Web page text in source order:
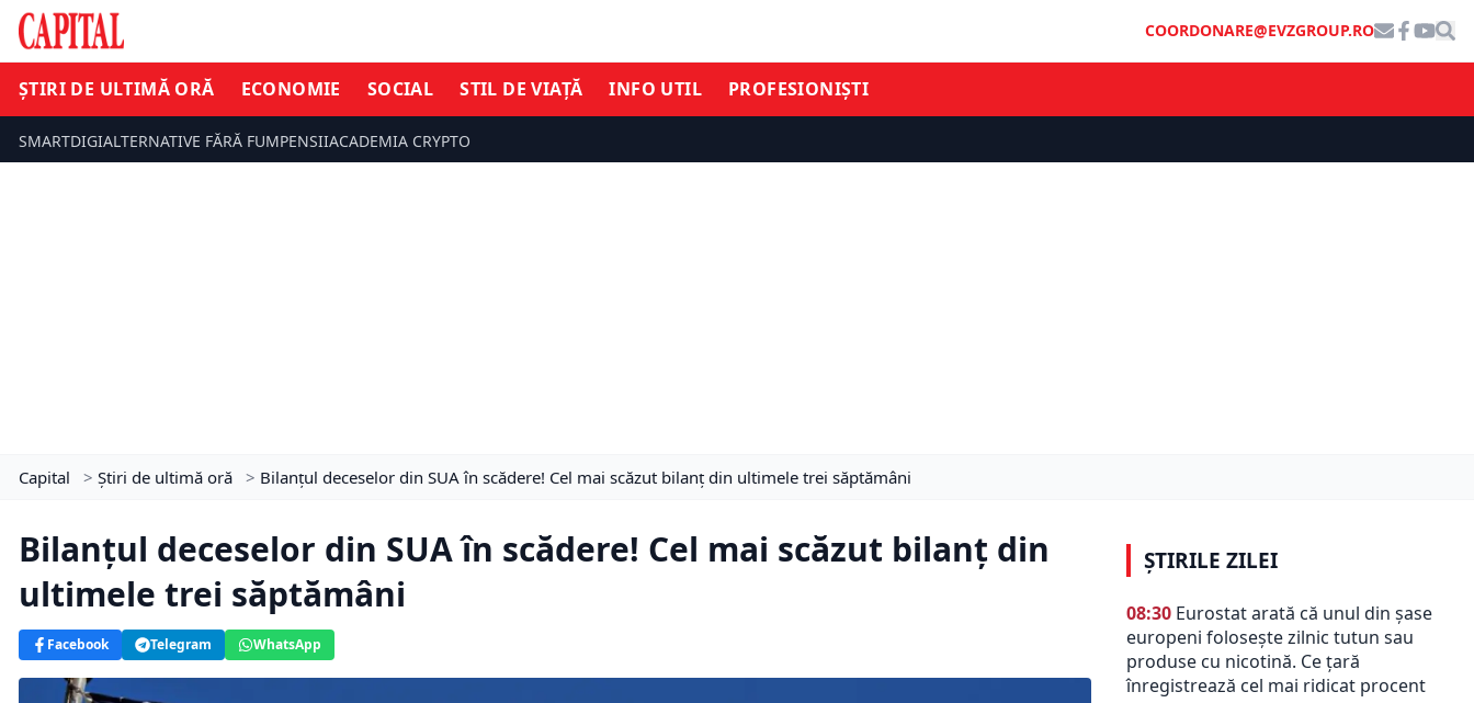
COORDONARE@EVZGROUP.RO
ȘTIRI DE ULTIMĂ ORĂ ECONOMIE SOCIAL STIL DE VIAȚĂ INFO UTIL PROFESIONIȘTI
SMARTDIGIALTERNATIVE FĂRĂ FUMPENSIIACADEMIA CRYPTO
Capital > Știri de ultimă oră > Bilanțul deceselor din SUA în scădere! Cel mai scăzut bilanț din ultimele trei săptămâni
Bilanțul deceselor din SUA în scădere! Cel mai scăzut bilanț din
ultimele trei săptămâni
Facebook Telegram WhatsApp
ȘTIRILE ZILEI
08:30 Eurostat arată că unul din șase
europeni folosește zilnic tutun sau
produse cu nicotină. Ce țară
înregistrează cel mai ridicat procent